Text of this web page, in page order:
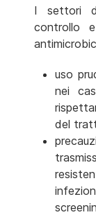
I settori
controllo
uso
nei
del